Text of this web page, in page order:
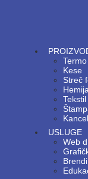
Kese
Streč
Tekstil
USLUGE
Web